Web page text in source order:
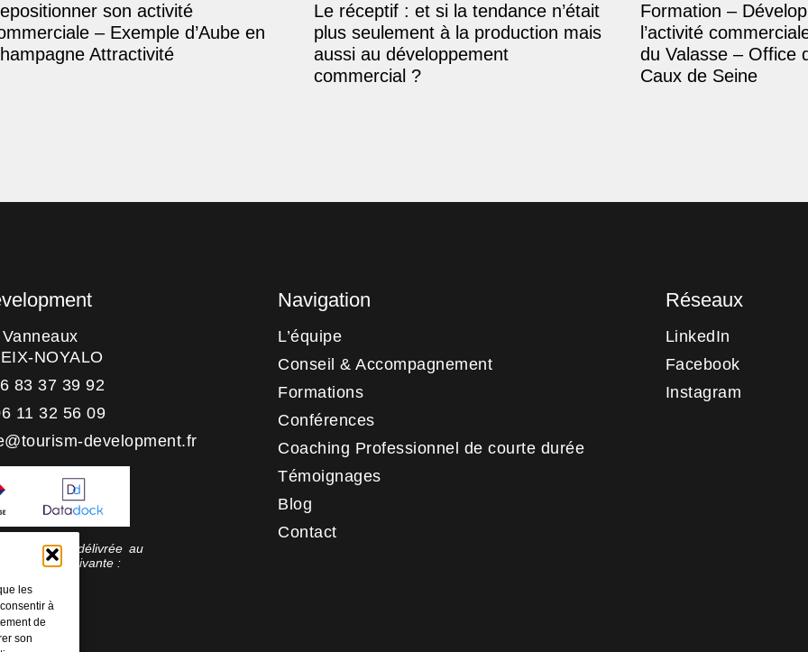
les
à
de
son
son activité
– Exemple d’Aube en
Attractivité
Le réceptif : et si la tendance n’était
plus seulement à la production mais
aussi au développement
commercial ?
Formation –
l’activité
du Valasse – Office
Caux de Seine
NOYALO
83 37 39 92
11 32 56 09
development.fr
a été délivrée au
d’action suivante :
Navigation
L’équipe
Conseil & Accompagnement
Formations
Conférences
Coaching Professionnel de courte durée
Témoignages
Blog
Contact
Réseaux
LinkedIn
Facebook
Instagram